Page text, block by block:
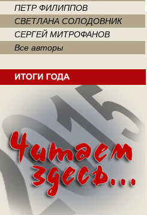
ПЕТР ФИЛИППОВ
СВЕТЛАНА СОЛОДОВНИК
СЕРГЕЙ МИТРОФАНОВ
Все авторы